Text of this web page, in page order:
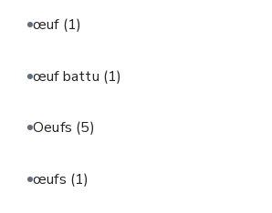
œuf (1)
œuf battu (1)
Oeufs (5)
œufs (1)